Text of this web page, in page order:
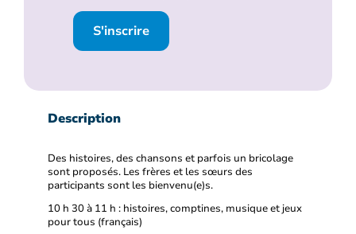
S'inscrire
Description
Des histoires, des chansons et parfois un bricolage
sont proposés. Les frères et les sœurs des
participants sont les bienvenu(e)s.
10 h 30 à 11 h : histoires, comptines, musique et jeux
pour tous (français)